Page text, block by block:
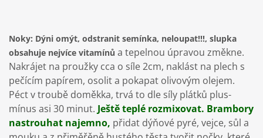
Noky: Dýni omýt, odstranit semínka, neloupat!!!, slupka
obsahuje nejvíce vitamínů a tepelnou úpravou změkne.
Nakrájet na proužky cca o síle 2cm, naklást na plech s
pečícím papírem, osolit a pokapat olivovým olejem.
Péct v troubě doměkka, trvá to dle síly plátků plus-
mínus asi 30 minut. Ještě teplé rozmixovat. Brambory
nastrouhat najemno, přidat dýňové pyré, vejce, sůl a